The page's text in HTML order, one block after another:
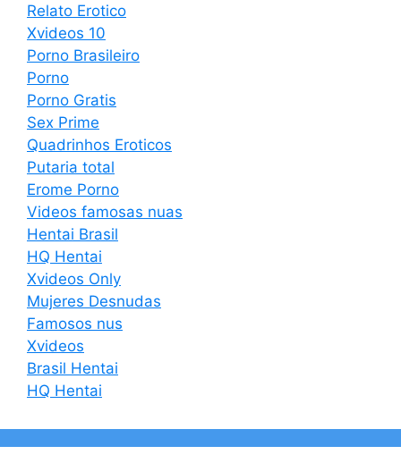
Relato Erotico
Xvideos 10
Porno Brasileiro
Porno
Porno Gratis
Sex Prime
Quadrinhos Eroticos
Putaria total
Erome Porno
Videos famosas nuas
Hentai Brasil
HQ Hentai
Xvideos Only
Mujeres Desnudas
Famosos nus
Xvideos
Brasil Hentai
HQ Hentai